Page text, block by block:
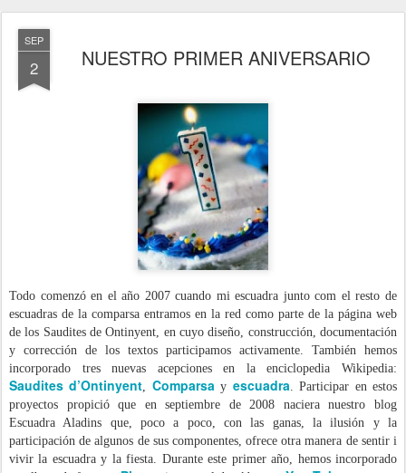
SEP
2 NUESTRO PRIMER ANIVERSARIO
Todo comenzó en el año 2007 cuando mi escuadra junto com el resto de
escuadras de la comparsa entramos en la red como parte de la página web
de los Saudites de Ontinyent, en cuyo diseño, construcción, documentación
y corrección de los textos participamos activamente. También hemos
incorporado tres nuevas acepciones en la enciclopedia Wikipedia:
Saudites d’Ontinyent, Comparsay escuadra. Participar en estos
proyectos propició que en septiembre de 2008 naciera nuestro blog
Escuadra Aladins que, poco a poco, con las ganas, la ilusión y la
participación de algunos de sus componentes, ofrece otra manera de sentir i
vivir la escuadra y la fiesta. Durante este primer año, hemos incorporado